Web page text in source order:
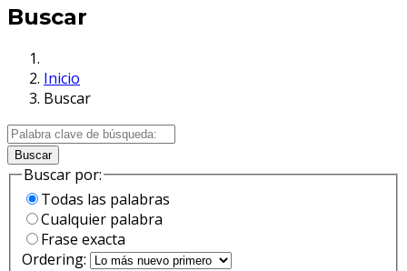
Buscar
Inicio
Buscar
Buscar
Buscar por:
Todas las palabras
Cualquier palabra
Frase exacta
Ordering: